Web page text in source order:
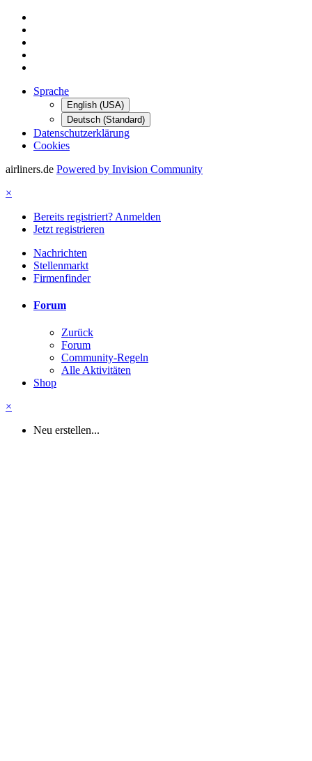
Sprache
English (USA)
Deutsch (Standard)
Datenschutzerklärung
Cookies
airliners.de Powered by Invision Community
×
Bereits registriert? Anmelden
Jetzt registrieren
Nachrichten
Stellenmarkt
Firmenfinder
Forum
Zurück
Forum
Community-Regeln
Alle Aktivitäten
Shop
×
Neu erstellen...